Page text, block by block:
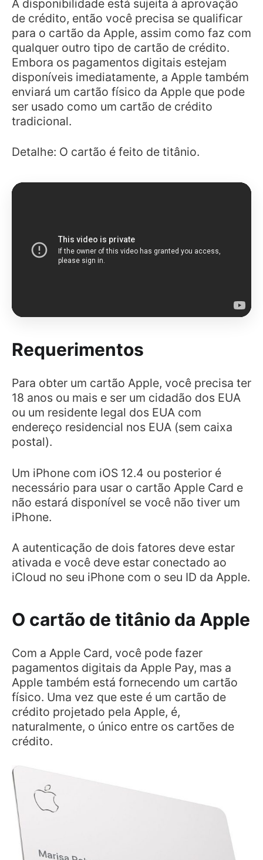
A disponibilidade está sujeita à aprovação
de crédito, então você precisa se qualificar
para o cartão da Apple, assim como faz com
qualquer outro tipo de cartão de crédito.
Embora os pagamentos digitais estejam
disponíveis imediatamente, a Apple também
enviará um cartão físico da Apple que pode
ser usado como um cartão de crédito
tradicional.
Detalhe: O cartão é feito de titânio.
Requerimentos
Para obter um cartão Apple, você precisa ter
18 anos ou mais e ser um cidadão dos EUA
ou um residente legal dos EUA com
endereço residencial nos EUA (sem caixa
postal).
Um iPhone com iOS 12.4 ou posterior é
necessário para usar o cartão Apple Card e
não estará disponível se você não tiver um
iPhone.
A autenticação de dois fatores deve estar
ativada e você deve estar conectado ao
iCloud no seu iPhone com o seu ID da Apple.
O cartão de titânio da Apple
Com a Apple Card, você pode fazer
pagamentos digitais da Apple Pay, mas a
Apple também está fornecendo um cartão
físico. Uma vez que este é um cartão de
crédito projetado pela Apple, é,
naturalmente, o único entre os cartões de
crédito.